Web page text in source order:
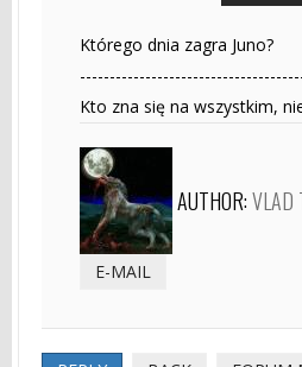
Którego dnia zagra Juno?
Kto zna się na wszystkim,
AUTHOR:VLAD
E-MAIL